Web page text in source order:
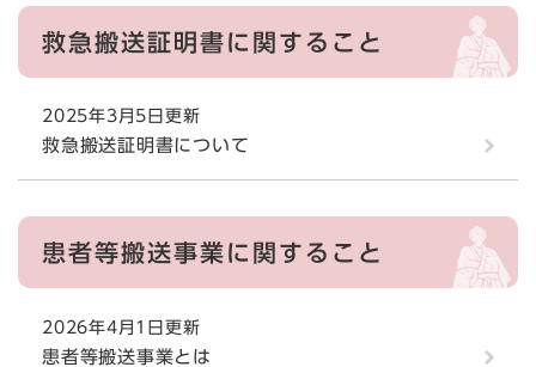
救急搬送証明書に関すること
2025年3月5日更新
救急搬送証明書について
患者等搬送事業に関すること
2026年4月1日更新
患者等搬送事業とは